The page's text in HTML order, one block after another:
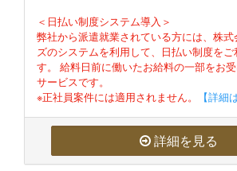
＜日払い制度システム導入＞
弊社から派遣就業されている方には、株
ズのシステムを利用して、日払い制度をご
す。 給料日前に働いたお給料の一部をお
サービスです。
※正社員案件には適用されません。
【詳細
詳細を見る